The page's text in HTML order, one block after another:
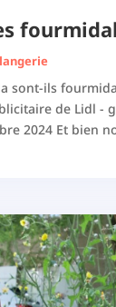
sont-ils
de Lidl -
2024 Et bien